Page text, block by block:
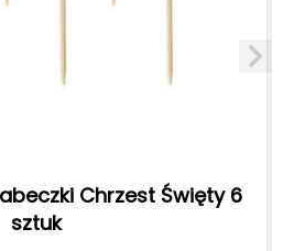
Topper Na Tort